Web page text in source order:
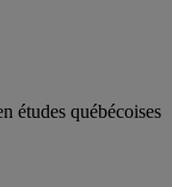
études québécoises